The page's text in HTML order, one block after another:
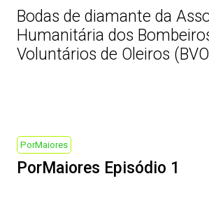
Bodas de diamante da
Humanitária dos
Voluntários de Oleiros
navigation
Previous
Post
PorMaiores
PorMaiores Episódio 1